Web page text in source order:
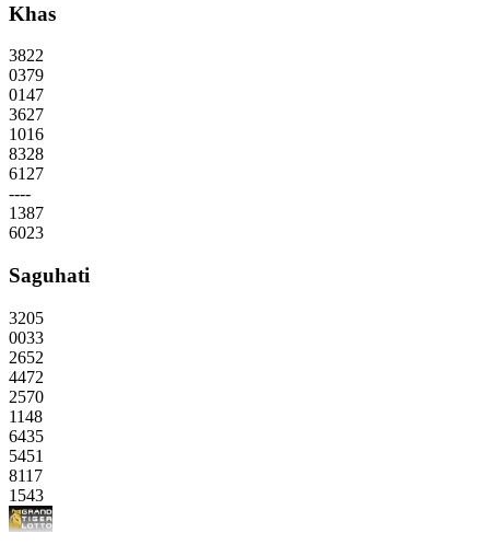
Khas
3822
0379
0147
3627
1016
8328
6127
----
1387
6023
Saguhati
3205
0033
2652
4472
2570
1148
6435
5451
8117
1543